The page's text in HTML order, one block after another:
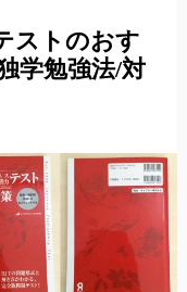
ストのおす
学勉強法/対